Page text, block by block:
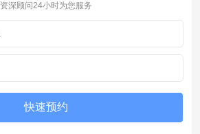
资深顾问24小时为您服务